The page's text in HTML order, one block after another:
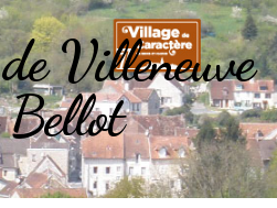
Villeneuve